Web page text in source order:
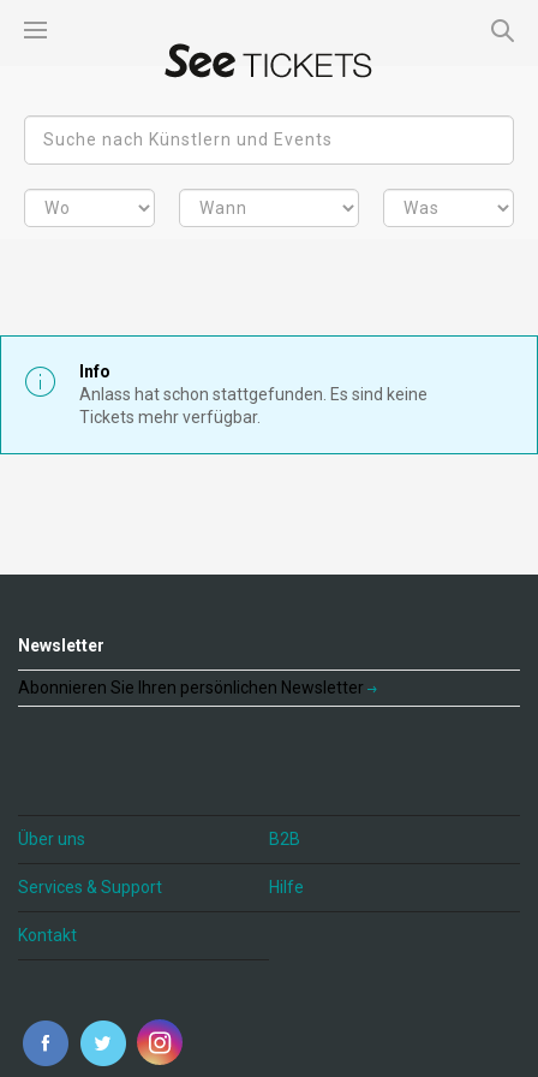
Info
Anlass hat schon stattgefunden. Es sind keine
Tickets mehr verfügbar.
Newsletter
Abonnieren Sie Ihren persönlichen Newsletter
Über uns B2B
Services & Support Hilfe
Kontakt